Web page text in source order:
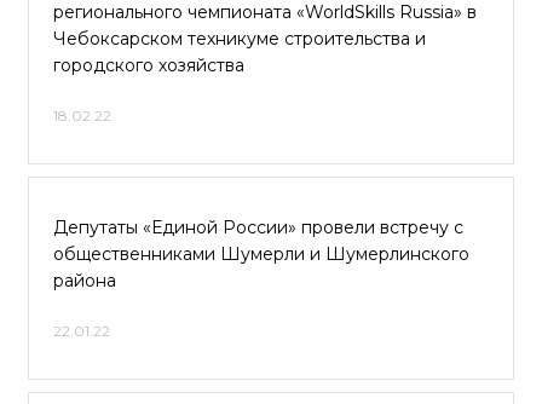
регионального чемпионата «WorldSkills Russia» в
Чебоксарском техникуме строительства и
городского хозяйства
18.02.22
Депутаты «Единой России» провели встречу с
общественниками Шумерли и Шумерлинского
района
22.01.22